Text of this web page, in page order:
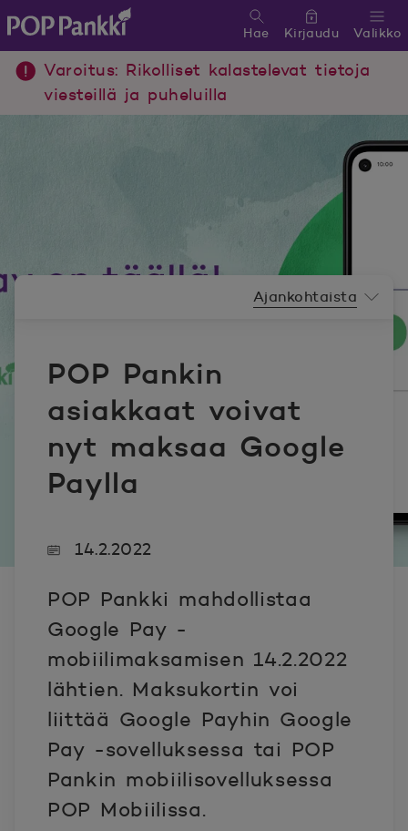
POP Pankki, etusivulle
Valikko
Hae Kirjaudu
Varoitus: Rikolliset kalastelevat tietoja
viesteillä ja puheluilla
POP Pankin
asiakkaat voivat
nyt maksaa Google
Paylla
Ajankohtaista
14.2.2022
POP Pankki mahdollistaa
Google Pay -
mobiilimaksamisen 14.2.2022
lähtien. Maksukortin voi
liittää Google Payhin Google
Pay -sovelluksessa tai POP
Pankin mobiilisovelluksessa
POP Mobiilissa.